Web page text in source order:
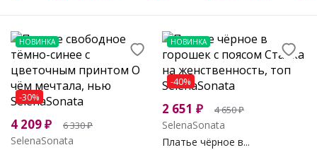
НОВИНКА
-30%
4 209₽ 6 330₽
SelenaSonata
НОВИНКА
-40%
2 651 ₽ 4 650₽
SelenaSonata
Платье чёрное в...